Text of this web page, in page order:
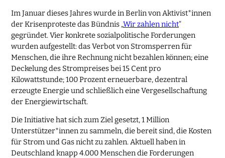
Im Januar dieses Jahres wurde in Berlin von Aktivist*innen
der Krisenproteste das Bündnis „Wir zahlen nicht“
gegründet. Vier konkrete sozialpolitische Forderungen
wurden aufgestellt: das Verbot von Stromsperren für
Menschen, die ihre Rechnung nicht bezahlen können; eine
Deckelung des Strompreises bei 15 Cent pro
Kilowattstunde; 100 Prozent erneuerbare, dezentral
erzeugte Energie und schließlich eine Vergesellschaftung
der Energiewirtschaft.
Die Initiative hat sich zum Ziel gesetzt, 1 Million
Unterstützer*innen zu sammeln, die bereit sind, die Kosten
für Strom und Gas nicht zu zahlen. Aktuell haben in
Deutschland knapp 4.000 Menschen die Forderungen